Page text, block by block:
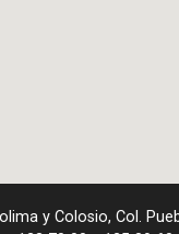
y Colosio, Col.